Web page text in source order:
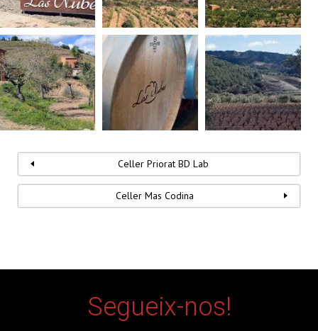
Celler Priorat BD Lab
Celler Mas Codina
Segueix-nos!